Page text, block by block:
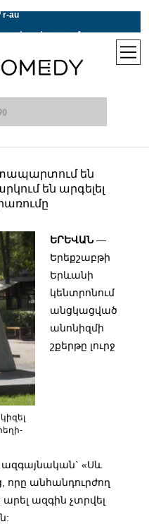
open
են
են արգելել
ԵՐԵՎԱՆ —
Երեքշաբթի
Երևանի
կենտրոնում
անցկացված
անոնիզմի
շքերթը լուրջ
ազգայնական` «Սև
որը անհանդուրժող
արել ազգին չտրվել